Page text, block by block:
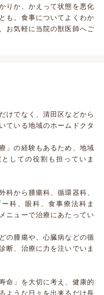
りか、かえって状態を悪化
も。食事についてよくわか
お気軽に当院の獣医師へご
けでなく、清田区などから
ている地域のホームドクタ
」の経験もあるため、地域
しての役割も担っていま
科から腫瘍科、循環器科、
科、眼科、食事療法科ま
ニューで治療にあたってい
の腫瘍や、心臓病などの循
断、治療に力を注いでいま
命」を大切に考え、健康的
ような日々を出来るだけ長